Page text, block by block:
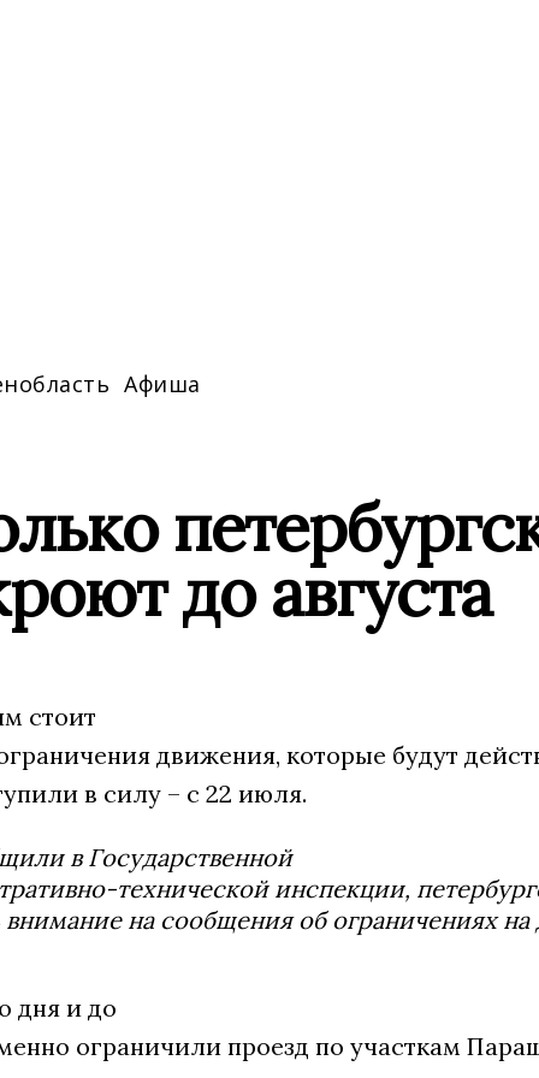
Афиша
до августа
стоит
движения, которые будут
в силу – с 22 июля.
в Государственной
технической инспекции,
внимание на сообщения об ограничениях на
дня и до
ограничили проезд по участкам